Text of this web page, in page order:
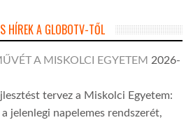
HÍREK A GLOBOTV-TŐL
A MISKOLCI EGYETEM 2026-
tervez a Miskolci Egyetem:
jelenlegi napelemes rendszerét,